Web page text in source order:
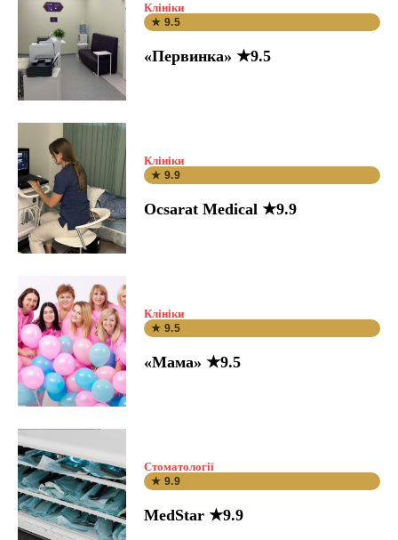
Клініки
★ 9.5
«Первинка» ★9.5
Клініки
★ 9.9
Ocsarat Medical ★9.9
Клініки
★ 9.5
«Мама» ★9.5
Стоматології
★ 9.9
MedStar ★9.9